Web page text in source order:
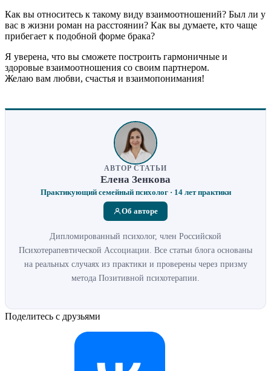
Как вы относитесь к такому виду взаимоотношений? Был ли у
вас в жизни роман на расстоянии? Как вы думаете, кто чаще
прибегает к подобной форме брака?
Я уверена, что вы сможете построить гармоничные и
здоровые взаимоотношения со своим партнером.
Желаю вам любви, счастья и взаимопонимания!
АВТОР СТАТЬИ
Елена Зенкова
Практикующий семейный психолог · 14 лет практики
Об авторе
Дипломированный психолог, член Российской
Психотерапевтической Ассоциации. Все статьи блога основаны
на реальных случаях из практики и проверены через призму
метода Позитивной психотерапии.
Поделитесь с друзьями